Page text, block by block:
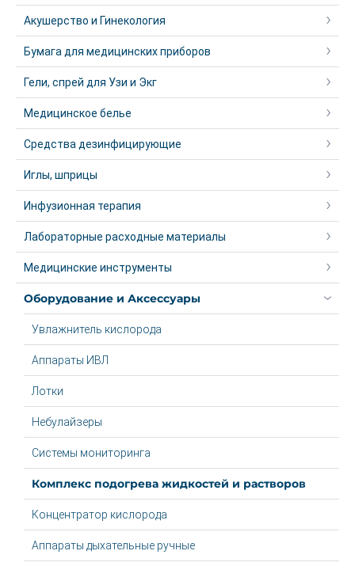
Акушерство и Гинекология
Бумага для медицинских приборов
Гели, спрей для Узи и Экг
Медицинское белье
Средства дезинфицирующие
Иглы, шприцы
Инфузионная терапия
Лабораторные расходные материалы
Медицинские инструменты
Оборудование и Аксессуары
Увлажнитель кислорода
Аппараты ИВЛ
Лотки
Небулайзеры
Системы мониторинга
Комплекс подогрева жидкостей и растворов
Концентратор кислорода
Аппараты дыхательные ручные